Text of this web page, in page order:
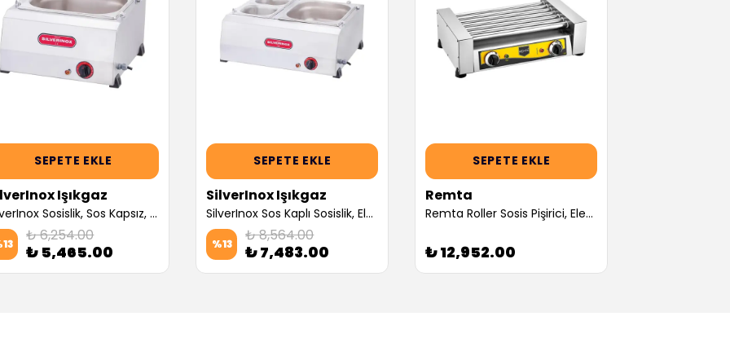
SEPETE EKLE
Işıkgaz
SilverInox Sosislik, Sos Kapsız, Elektrikli (Servis Garantili)
13 ₺ 6,254.00
₺ 5,465.00
SEPETE EKLE
SilverInox Işıkgaz
SilverInox Sos Kaplı Sosislik, Elektrikli (Servis Garantili)
%13 ₺ 8,564.00
₺ 7,483.00
SEPETE EKLE
Remta
Remta Roller Sosis Pişirici, Elektrikli (Servis Garantili)
₺ 12,952.00